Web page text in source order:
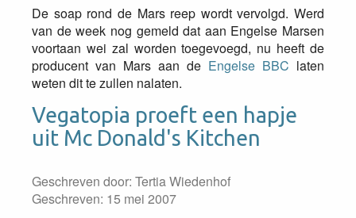
De soap rond de Mars reep wordt vervolgd. Werd
van de week nog gemeld dat aan Engelse Marsen
voortaan wei zal worden toegevoegd, nu heeft de
producent van Mars aan de Engelse BBC laten
weten dit te zullen nalaten.
Vegatopia proeft een hapje
uit Mc Donald's Kitchen
Geschreven door: Tertia Wiedenhof
Geschreven: 15 mei 2007